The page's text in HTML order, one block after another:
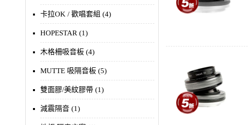
卡拉OK / 歡唱套組 (4)
HOPESTAR (1)
木格柵吸音板 (4)
MUTTE 吸隔音板 (5)
雙面膠/美紋膠帶 (1)
減震隔音 (1)